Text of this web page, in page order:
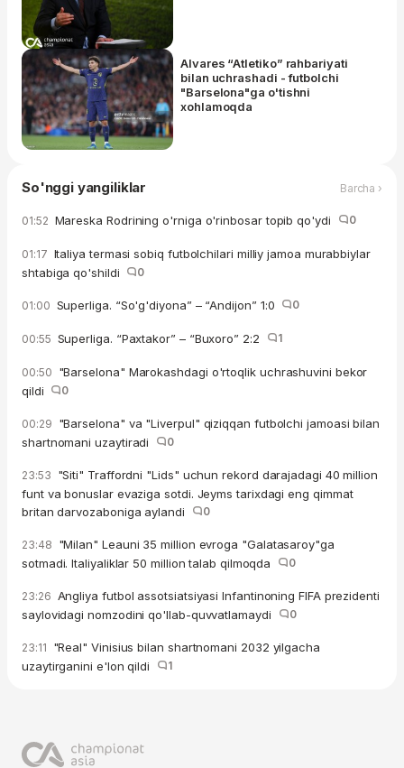
Alvares “Atletiko” rahbariyati
bilan uchrashadi - futbolchi
"Barselona"ga o'tishni
xohlamoqda
So'nggi yangiliklar Barcha ›
01:52 Mareska Rodrining o'rniga o'rinbosar topib qo'ydi 0
01:17 Italiya termasi sobiq futbolchilari milliy jamoa murabbiylar
shtabiga qo'shildi
0
01:00 Superliga. “So'g'diyona” – “Andijon” 1:0 0
00:55 Superliga. “Paxtakor” – “Buxoro” 2:2 1
00:50 "Barselona" Marokashdagi o'rtoqlik uchrashuvini bekor
qildi
0
00:29 "Barselona" va "Liverpul" qiziqqan futbolchi jamoasi bilan
shartnomani uzaytiradi
0
23:53 "Siti" Traffordni "Lids" uchun rekord darajadagi 40 million
funt va bonuslar evaziga sotdi. Jeyms tarixdagi eng qimmat
britan darvozaboniga aylandi
0
23:48 "Milan" Leauni 35 million evroga "Galatasaroy"ga
sotmadi. Italiyaliklar 50 million talab qilmoqda
0
23:26 Angliya futbol assotsiatsiyasi Infantinoning FIFA prezidenti
saylovidagi nomzodini qo'llab-quvvatlamaydi
0
23:11 "Real" Vinisius bilan shartnomani 2032 yilgacha
uzaytirganini e'lon qildi
1